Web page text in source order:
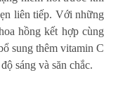
liên tiếp. Với những
hồng kết hợp cùng
sung thêm vitamin C
sáng và săn chắc.